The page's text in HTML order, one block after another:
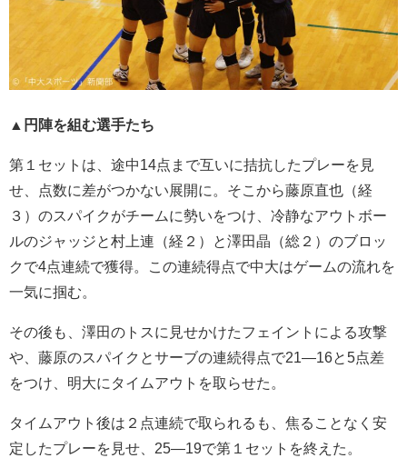
▲円陣を組む選手たち
第１セットは、途中14点まで互いに拮抗したプレーを見
せ、点数に差がつかない展開に。そこから藤原直也（経
３）のスパイクがチームに勢いをつけ、冷静なアウトボー
ルのジャッジと村上連（経２）と澤田晶（総２）のブロッ
クで4点連続で獲得。この連続得点で中大はゲームの流れを
一気に掴む。
その後も、澤田のトスに見せかけたフェイントによる攻撃
や、藤原のスパイクとサーブの連続得点で21―16と5点差
をつけ、明大にタイムアウトを取らせた。
タイムアウト後は２点連続で取られるも、焦ることなく安
定したプレーを見せ、25―19で第１セットを終えた。